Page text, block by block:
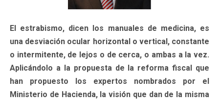
El estrabismo, dicen los manuales de medicina, es
una desviación ocular horizontal o vertical, constante
o intermitente, de lejos o de cerca, o ambas a la vez.
Aplicándolo a la propuesta de la reforma fiscal que
han propuesto los expertos nombrados por el
Ministerio de Hacienda, la visión que dan de la misma